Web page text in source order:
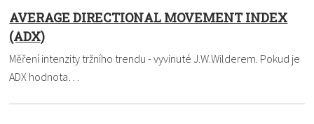
AVERAGE DIRECTIONAL MOVEMENT INDEX
(ADX)
Měření intenzity tržního trendu - vyvinuté J.W.Wilderem. Pokud je
ADX hodnota…